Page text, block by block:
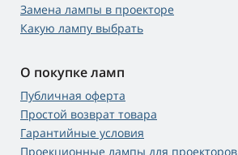
Замена лампы в проекторе
Какую лампу выбрать
О покупке ламп
Публичная оферта
Простой возврат товара
Гарантийные условия
Проекционные лампы для проекторов